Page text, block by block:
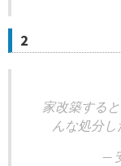
2
家改築する
んな処分し
—